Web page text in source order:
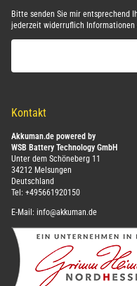
Bitte senden Sie mir entsprechend
jederzeit widerruflich Informationen
Kontakt
Akkuman.de powered by
WSB Battery Technology GmbH
Unter dem Schöneberg 11
34212 Melsungen
Deutschland
Tel: +495661920150
E-Mail: info@akkuman.de